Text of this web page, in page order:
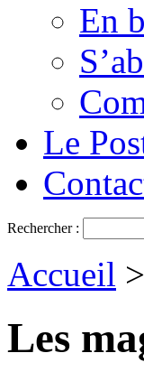
En
Le
Rechercher :
Accueil >
Les